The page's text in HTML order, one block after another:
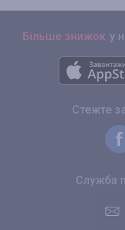
Більше знижок у
Стежте
Служба